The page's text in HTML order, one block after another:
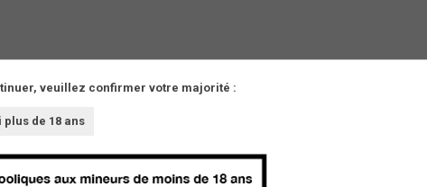
Presse
Innovations
veuillez confirmer votre majorité :
plus de 18 ans